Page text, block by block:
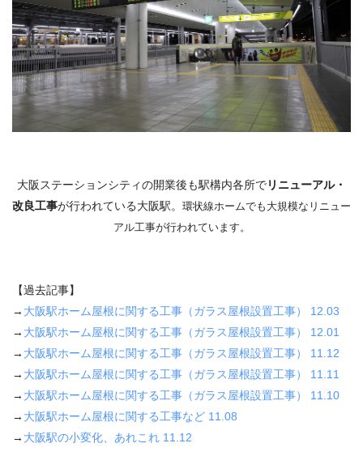
大阪ステーションシティの開業後も駅構内各所でリニューアル・
改良工事が行われている大阪駅。 環状線ホームでも大規模なリニュー
アル工事が行われています。
【過去記事】
→ 大阪駅ホーム屋根に関する工事（ガラス屋根設置工事） 12.03
→ 大阪駅ホーム屋根に関する工事（ガラス屋根設置工事） 12.01
→ 大阪駅ホーム屋根に関する工事（ガラス屋根設置工事） 11.12
→ 大阪駅ホーム屋根に関する工事（ガラス屋根設置工事） 11.11
→ 大阪駅ホーム屋根に関する工事（ガラス屋根設置工事） 11.10
→ 大阪駅ホーム屋根に関する工事など 11.08
→ 大阪駅の小変化、あれこれ 11.12